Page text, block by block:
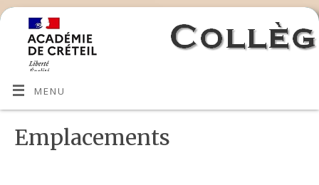
MENU
Emplacements